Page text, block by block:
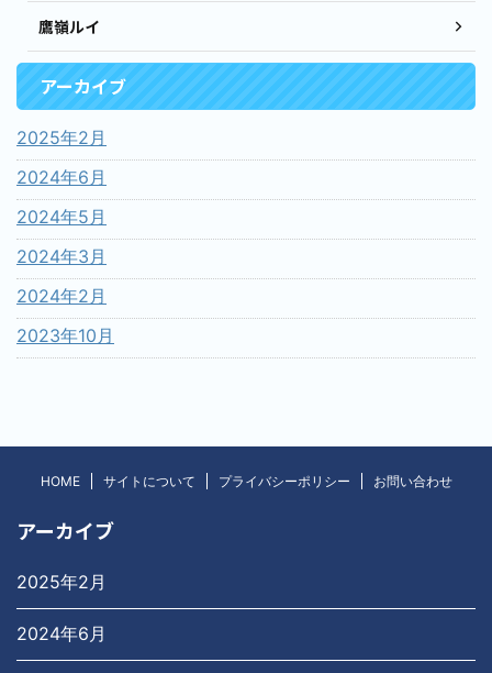
鷹嶺ルイ
アーカイブ
2025年2月
2024年6月
2024年5月
2024年3月
2024年2月
2023年10月
HOME サイトについて プライバシーポリシー お問い合わせ
アーカイブ
2025年2月
2024年6月